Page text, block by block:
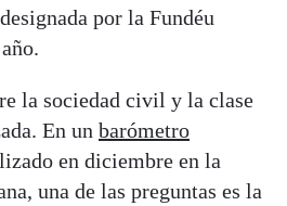
por la Fundéu
la sociedad civil y la clase
En un barómetro
en diciembre en la
una de las preguntas es la